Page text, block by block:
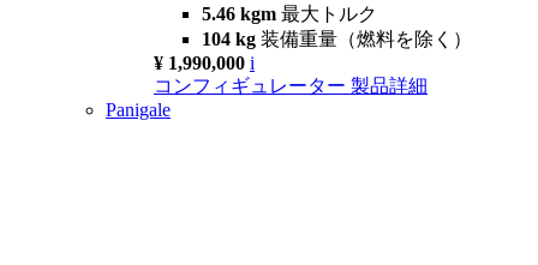
5.46 kgm 最大トルク
104 kg 装備重量（燃料を除く）
¥ 1,990,000 i
コンフィギュレーター 製品詳細
Panigale